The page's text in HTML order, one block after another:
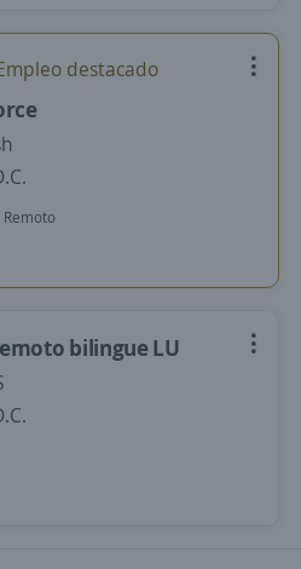
destacado
Remoto
bilingue LU